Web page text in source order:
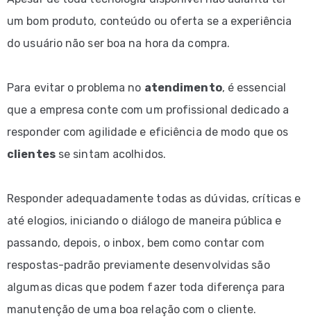
um bom produto, conteúdo ou oferta se a experiência
do usuário não ser boa na hora da compra.
Para evitar o problema no atendimento, é essencial
que a empresa conte com um profissional dedicado a
responder com agilidade e eficiência de modo que os
clientesse sintam acolhidos.
Responder adequadamente todas as dúvidas, críticas e
até elogios, iniciando o diálogo de maneira pública e
passando, depois, o inbox, bem como contar com
respostas-padrão previamente desenvolvidas são
algumas dicas que podem fazer toda diferença para
manutenção de uma boa relação com o cliente.